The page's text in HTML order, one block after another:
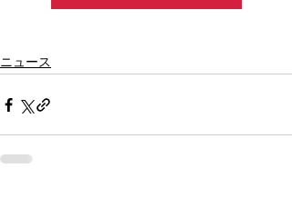
ニュース